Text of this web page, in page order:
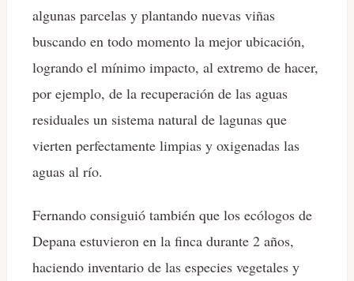
algunas parcelas y plantando nuevas viñas
buscando en todo momento la mejor ubicación,
logrando el mínimo impacto, al extremo de hacer,
por ejemplo, de la recuperación de las aguas
residuales un sistema natural de lagunas que
vierten perfectamente limpias y oxigenadas las
aguas al río.
Fernando consiguió también que los ecólogos de
Depana estuvieron en la finca durante 2 años,
haciendo inventario de las especies vegetales y